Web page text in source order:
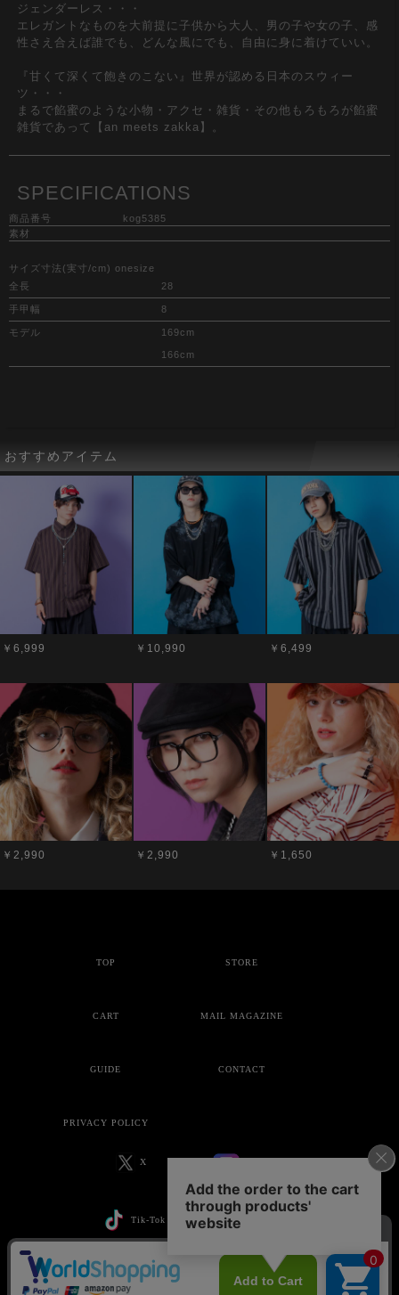
ジェンダーレス・・・
エレガントなものを大前提に子供から大人、男の子や女の子、感
性さえ合えば誰でも、どんな風にでも、自由に身に着けていい。
『甘くて深くて飽きのこない』世界が認める日本のスウィー
ツ・・・
まるで餡蜜のような小物・アクセ・雑貨・その他もろもろが餡蜜
雑貨であって【an meets zakka】。
SPECIFICATIONS
商品番号
kog5385
素材
サイズ寸法(実寸/cm) onesize
全長
28
手甲幅 8
モデル 169cm
166cm
おすすめアイテム
￥6,999 ￥10,990 ￥6,499
￥2,990 ￥2,990 ￥1,650
TOP STORE
CART MAIL MAGAZINE
GUIDE CONTACT
PRIVACY POLICY
X
Tik-Tok